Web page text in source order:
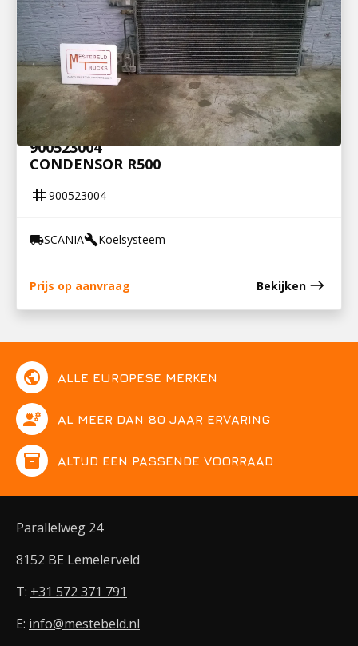
900523004
CONDENSOR R500
tag 900523004
local_shippingSCANIAbuildKoelsysteem
Prijs op aanvraag Bekijken east
public ALLE EUROPESE MERKEN
engineering AL MEER DAN 80 JAAR ERVARING
inventory ALTIJD EEN PASSENDE VOORRAAD
Parallelweg 24
8152 BE Lemelerveld
T: +31 572 371 791
E: info@mestebeld.nl